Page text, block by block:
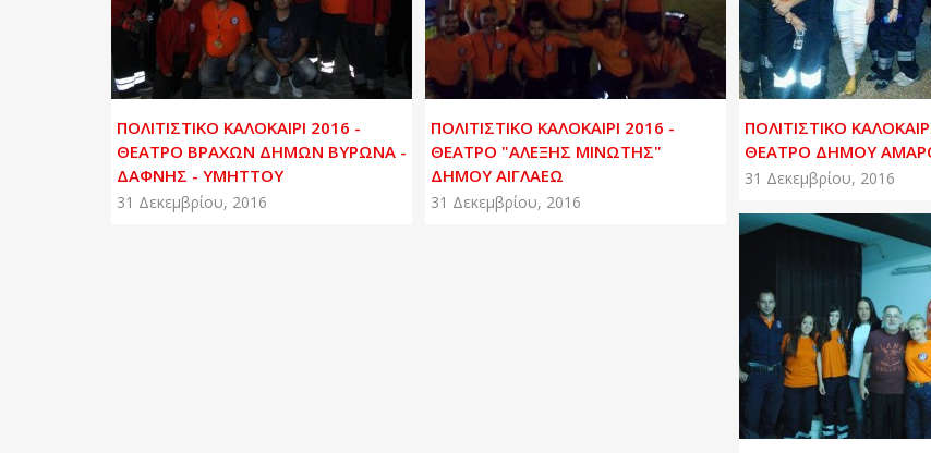
ΠΟΛΙΤΙΣΤΙΚΟ ΚΑΛΟΚΑΙΡΙ 2016 -
ΘΕΑΤΡΟ ΒΡΑΧΩΝ ΔΗΜΩΝ ΒΥΡΩΝΑ -
ΔΑΦΝΗΣ - ΥΜΗΤΤΟΥ
31 Δεκεμβρίου, 2016
ΠΟΛΙΤΙΣΤΙΚΟ ΚΑΛΟΚΑΙΡΙ 2016 -
ΘΕΑΤΡΟ "ΑΛΕΞΗΣ ΜΙΝΩΤΗΣ"
ΔΗΜΟΥ ΑΙΓΛΑΕΩ
31 Δεκεμβρίου, 2016
ΠΟΛΙΤΙΣΤΙΚΟ
ΘΕΑΤΡΟ ΔΗΜΟΥ
31 Δεκεμβρίου, 2016